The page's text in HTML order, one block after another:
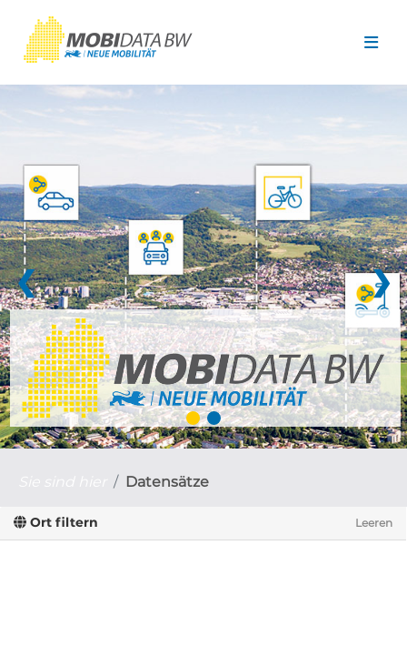
❮ ❯
Datensätze
Ort filtern Leeren